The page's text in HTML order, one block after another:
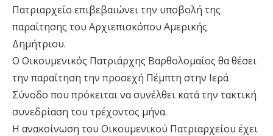
Πατριαρχείο επιβεβαιώνει την υποβολή της
παραίτησης του Αρχιεπισκόπου Αμερικής
Δημήτριου.
Ο Οικουμενικός Πατριάρχης Βαρθολομαίος θα θέσει
την παραίτηση την προσεχή Πέμπτη στην Ιερά
Σύνοδο που πρόκειται να συνέλθει κατά την τακτική
συνεδρίαση του τρέχοντος μήνα.
Η ανακοίνωση του Οικουμενικού Πατριαρχείου έχει